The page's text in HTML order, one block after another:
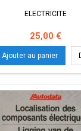
ELECTRICITE
Prix
25,00 €
Ajouter au panier